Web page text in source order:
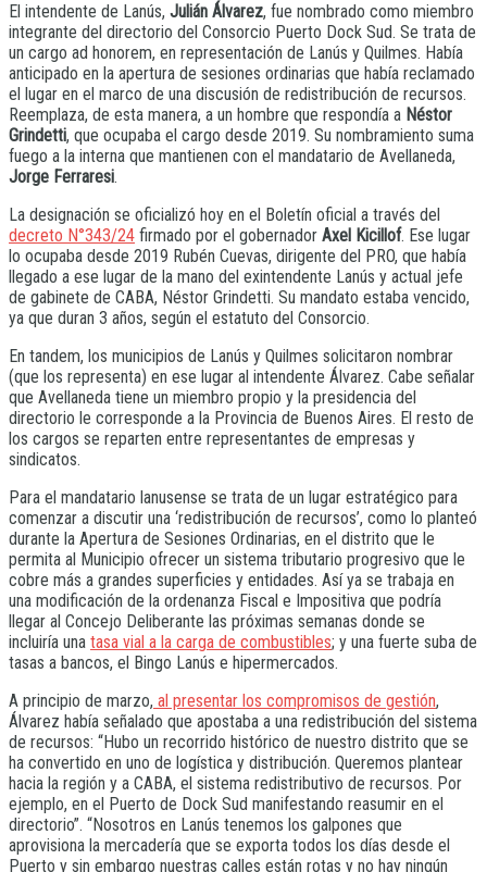
El intendente de Lanús, Julián Álvarez, fue nombrado como miembro
integrante del directorio del Consorcio Puerto Dock Sud. Se trata de
un cargo ad honorem, en representación de Lanús y Quilmes. Había
anticipado en la apertura de sesiones ordinarias que había reclamado
el lugar en el marco de una discusión de redistribución de recursos.
Reemplaza, de esta manera, a un hombre que respondía a Néstor
Grindetti, que ocupaba el cargo desde 2019. Su nombramiento suma
fuego a la interna que mantienen con el mandatario de Avellaneda,
Jorge Ferraresi.
La designación se oficializó hoy en el Boletín oficial a través del
decreto N°343/24 firmado por el gobernador Axel Kicillof. Ese lugar
lo ocupaba desde 2019 Rubén Cuevas, dirigente del PRO, que había
llegado a ese lugar de la mano del exintendente Lanús y actual jefe
de gabinete de CABA, Néstor Grindetti. Su mandato estaba vencido,
ya que duran 3 años, según el estatuto del Consorcio.
En tandem, los municipios de Lanús y Quilmes solicitaron nombrar
(que los representa) en ese lugar al intendente Álvarez. Cabe señalar
que Avellaneda tiene un miembro propio y la presidencia del
directorio le corresponde a la Provincia de Buenos Aires. El resto de
los cargos se reparten entre representantes de empresas y
sindicatos.
Para el mandatario lanusense se trata de un lugar estratégico para
comenzar a discutir una ‘redistribución de recursos’, como lo planteó
durante la Apertura de Sesiones Ordinarias, en el distrito que le
permita al Municipio ofrecer un sistema tributario progresivo que le
cobre más a grandes superficies y entidades. Así ya se trabaja en
una modificación de la ordenanza Fiscal e Impositiva que podría
llegar al Concejo Deliberante las próximas semanas donde se
incluiría una tasa vial a la carga de combustibles; y una fuerte suba de
tasas a bancos, el Bingo Lanús e hipermercados.
A principio de marzo, al presentar los compromisos de gestión,
Álvarez había señalado que apostaba a una redistribución del sistema
de recursos: “Hubo un recorrido histórico de nuestro distrito que se
ha convertido en uno de logística y distribución. Queremos plantear
hacia la región y a CABA, el sistema redistributivo de recursos. Por
ejemplo, en el Puerto de Dock Sud manifestando reasumir en el
directorio”. “Nosotros en Lanús tenemos los galpones que
aprovisiona la mercadería que se exporta todos los días desde el
Puerto y sin embargo nuestras calles están rotas y no hay ningún